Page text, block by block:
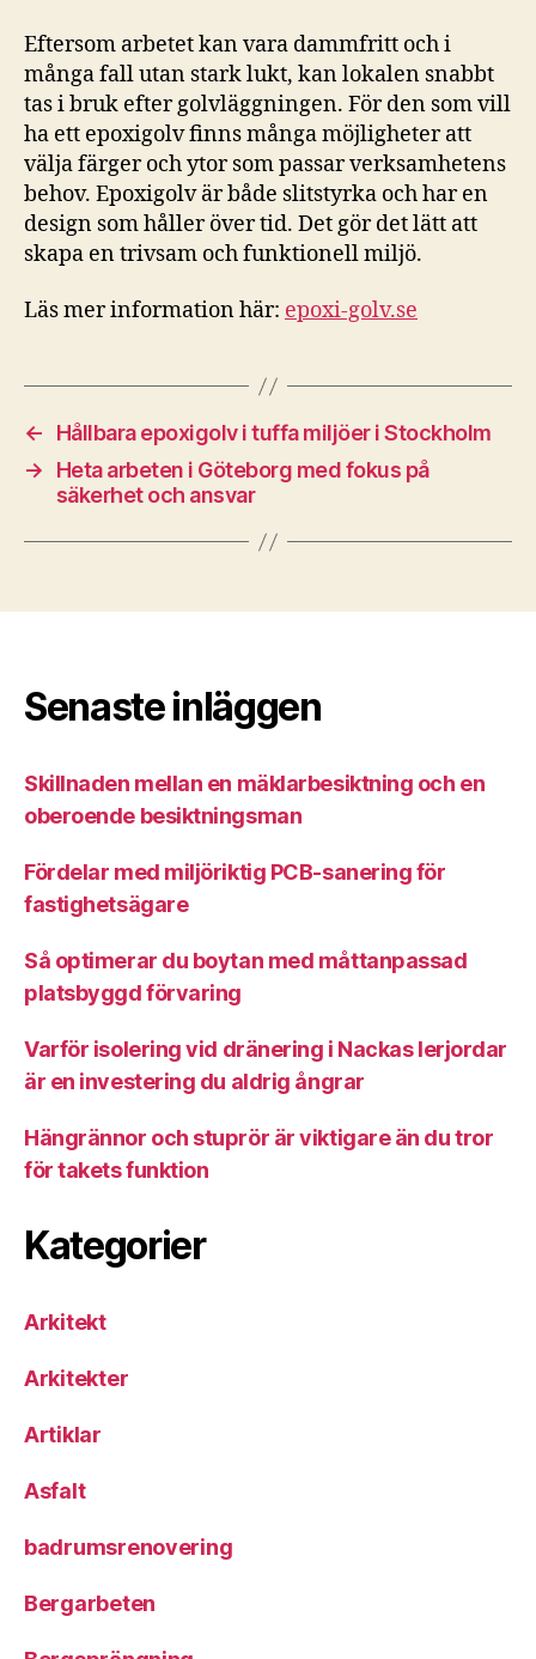
Eftersom arbetet kan vara dammfritt och i
många fall utan stark lukt, kan lokalen snabbt
tas i bruk efter golvläggningen. För den som vill
ha ett epoxigolv finns många möjligheter att
välja färger och ytor som passar verksamhetens
behov. Epoxigolv är både slitstyrka och har en
design som håller över tid. Det gör det lätt att
skapa en trivsam och funktionell miljö.
Läs mer information här: epoxi-golv.se
←
Hållbara epoxigolv i tuffa miljöer i Stockholm
→
Heta arbeten i Göteborg med fokus på
säkerhet och ansvar
Senaste inläggen
Skillnaden mellan en mäklarbesiktning och en
oberoende besiktningsman
Fördelar med miljöriktig PCB-sanering för
fastighetsägare
Så optimerar du boytan med måttanpassad
platsbyggd förvaring
Varför isolering vid dränering i Nackas lerjordar
är en investering du aldrig ångrar
Hängrännor och stuprör är viktigare än du tror
för takets funktion
Kategorier
Arkitekt
Arkitekter
Artiklar
Asfalt
badrumsrenovering
Bergarbeten